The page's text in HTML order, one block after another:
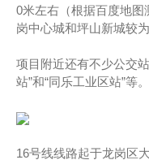
0米左右（根据百度地
岗中心城和坪山新城较为
项目附近还有不少公交
站”和“同乐工业区站”等。
16号线线路起于龙岗区